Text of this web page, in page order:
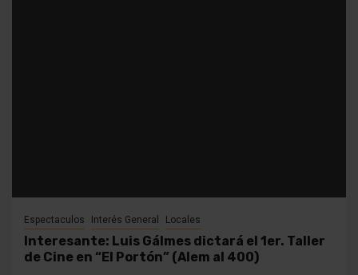
Espectaculos Interés General Locales
Interesante: Luis Gálmes dictará el 1er. Taller
de Cine en “El Portón” (Alem al 400)